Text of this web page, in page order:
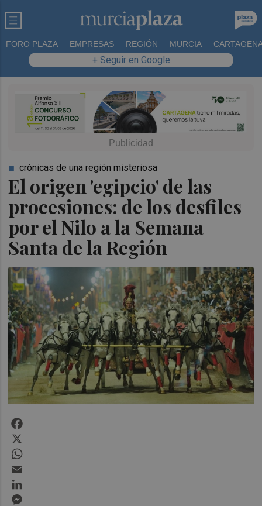
FORO PLAZA EMPRESAS REGIÓN MURCIA
+ Seguir en Google
El origen 'egipcio' de las
procesiones: de los desfiles
por el Nilo a la Semana
Santa de la Región
crónicas de una región misteriosa